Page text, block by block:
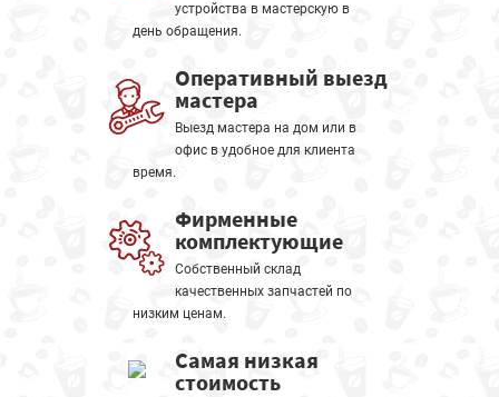
устройства в мастерскую в
день обращения.
Оперативный выезд
мастера
Выезд мастера на дом или в
офис в удобное для клиента
время.
Фирменные
комплектующие
Собственный склад
качественных запчастей по
низким ценам.
Самая низкая
стоимость